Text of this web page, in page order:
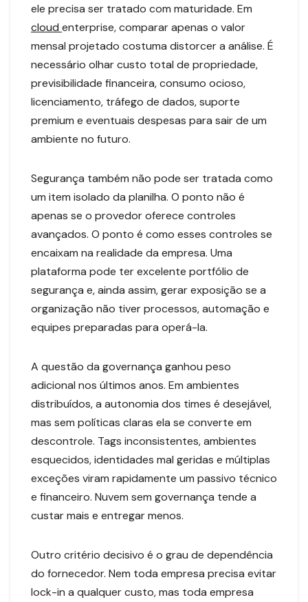
ele precisa ser tratado com maturidade. Em
cloud enterprise, comparar apenas o valor
mensal projetado costuma distorcer a análise. É
necessário olhar custo total de propriedade,
previsibilidade financeira, consumo ocioso,
licenciamento, tráfego de dados, suporte
premium e eventuais despesas para sair de um
ambiente no futuro.
Segurança também não pode ser tratada como
um item isolado da planilha. O ponto não é
apenas se o provedor oferece controles
avançados. O ponto é como esses controles se
encaixam na realidade da empresa. Uma
plataforma pode ter excelente portfólio de
segurança e, ainda assim, gerar exposição se a
organização não tiver processos, automação e
equipes preparadas para operá-la.
A questão da governança ganhou peso
adicional nos últimos anos. Em ambientes
distribuídos, a autonomia dos times é desejável,
mas sem políticas claras ela se converte em
descontrole. Tags inconsistentes, ambientes
esquecidos, identidades mal geridas e múltiplas
exceções viram rapidamente um passivo técnico
e financeiro. Nuvem sem governança tende a
custar mais e entregar menos.
Outro critério decisivo é o grau de dependência
do fornecedor. Nem toda empresa precisa evitar
lock-in a qualquer custo, mas toda empresa